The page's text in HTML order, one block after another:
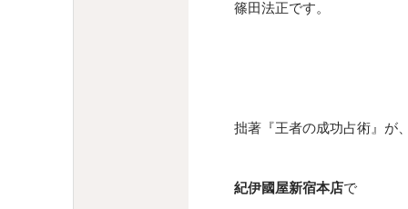
篠田法正です。
拙著『王者の成功占術』が
紀伊國屋新宿本店で